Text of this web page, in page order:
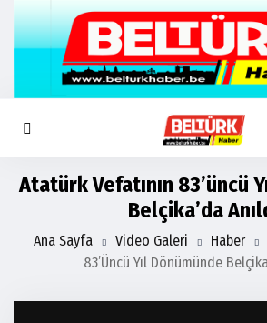
Atatürk Vefatının 83’üncü
Belçika’da
Ana Sayfa Video Galeri Haber
83’üncü Yıl Dönümünde